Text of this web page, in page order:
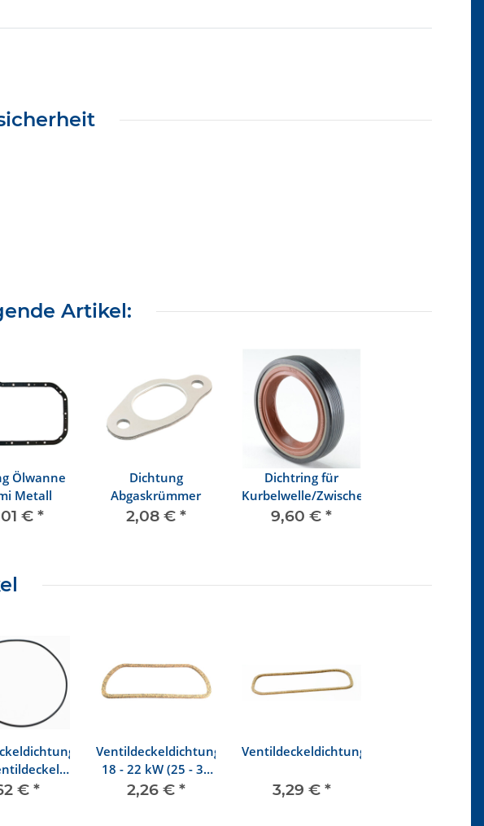
Artikel:
Ölwanne
Metall
€ *
Dichtung
Abgaskrümmer
2,08 € *
Dichtring für
Kurbelwelle/Zwischenwelle/Nockenwelle
9,60 € *
€ *
Ventildeckeldichtung,
18 - 22 kW (25 - 30
PS)
2,26 € *
Ventildeckeldichtung
3,29 € *